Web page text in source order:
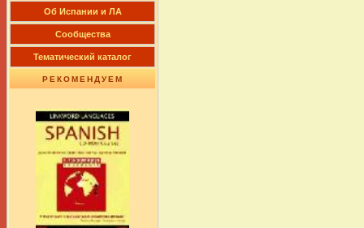
Об Испании и ЛА
Сообщества
Тематический каталог
РЕКОМЕНДУЕМ